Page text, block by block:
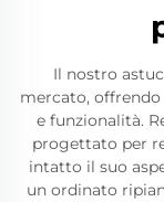
Il nostro
mercato,
e funzionalità.
progettato per
intatto il suo
un ordinato